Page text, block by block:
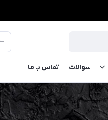
سوالات تماس با ما